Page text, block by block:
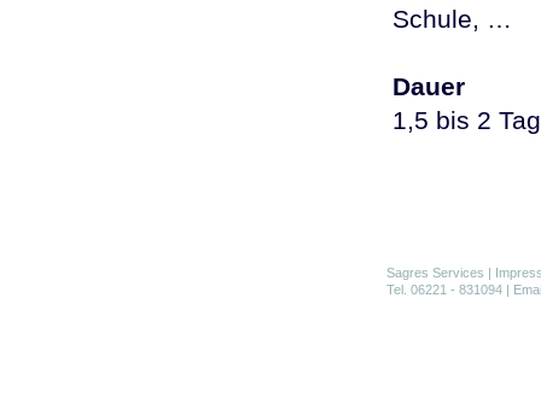
Schule, …
Dauer
1,5 bis 2
Sagres Services |
Tel. 06221 - 831094 |